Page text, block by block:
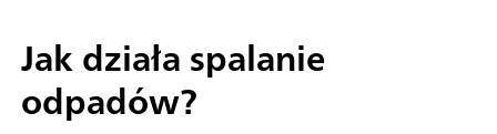
Jak działa spalanie
odpadów?